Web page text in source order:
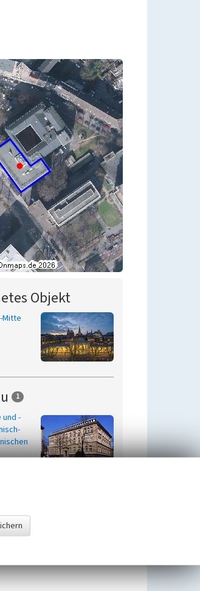
Objekt
Mitte
1
-